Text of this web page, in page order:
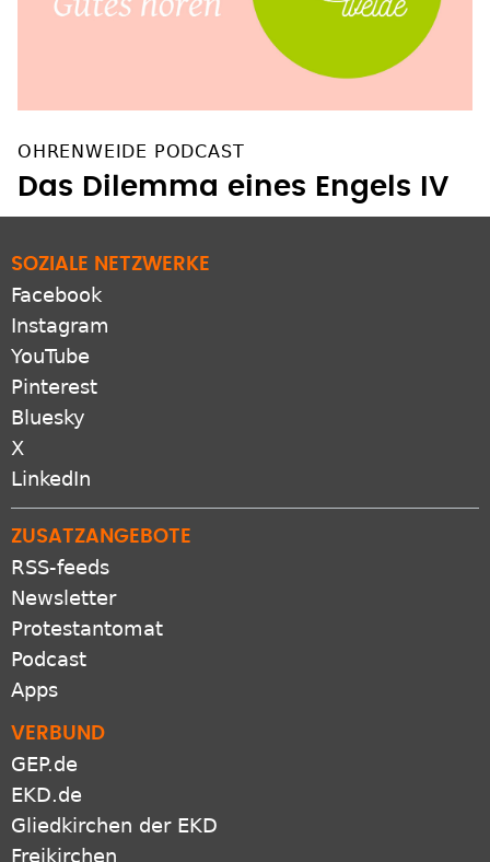
OHRENWEIDE PODCAST
Das Dilemma eines Engels IV
SOZIALE NETZWERKE
Facebook
Instagram
YouTube
Pinterest
Bluesky
X
ZUSATZANGEBOTE
RSS-feeds
Newsletter
Protestantomat
Podcast
VERBUND
GEP.de
EKD.de
Gliedkirchen der EKD